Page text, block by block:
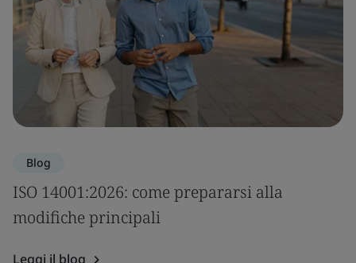
Blog
ISO 14001:2026: come prepararsi alla
modifiche principali
Leggi il blog